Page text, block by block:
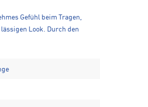
Gefühl beim Tragen,
Look. Durch den